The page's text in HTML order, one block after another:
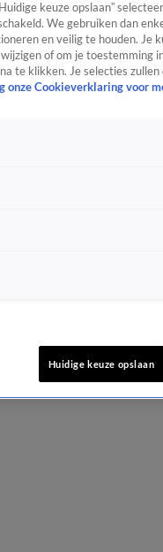
keuze opslaan”
We gebruiken dan
en veilig te houden. Je
of om je toestemming
te klikken. Je selecties
onze Cookieverklaring voor
Huidige keuze opslaan